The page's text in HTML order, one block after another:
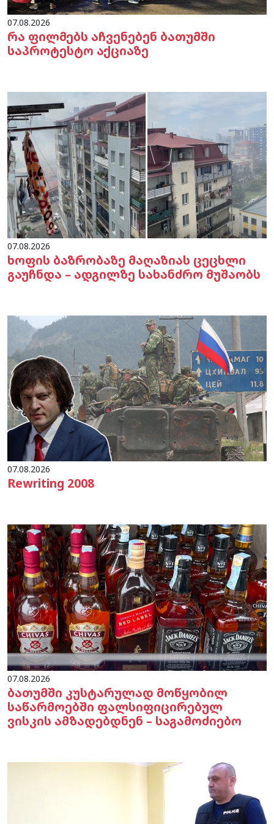
07.08.2026
რა ფილმებს აჩვენებენ ბათუმში
საპროტესტო აქციაზე
07.08.2026
ხოფის ბაზრობაზე მაღაზიას ცეცხლი
გაუჩნდა – ადგილზე სახანძრო მუშაობს
07.08.2026
Rewriting 2008
07.08.2026
ბათუმში კუსტარულად მოწყობილ
საწარმოებში ფალსიფიცირებულ
ვისკის ამზადებდნენ – საგამოძიებო